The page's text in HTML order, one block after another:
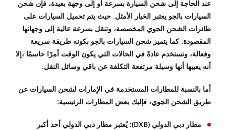
عند الحاجة إلى شحن السيارة بسرعة أو إلى وجهة بعيدة، فإن شحن
السيارات بالجو يعتبر الخيار الأمثل. حيث يتم تحميل السيارات على
طائرات الشحن الجوي المخصصة، وتنقل بسرعة عالية إلى وجهاتها
المقصودة. كما يتميز شحن السيارات بالجو بكونه طريقة سريعة
وفعالة، وتستخدم عادةً في الحالات التي يكون الوقت أمرًا حاسمًا ،إلا
أنه يعيبها أنها وسيلة مرتفعة التكلفة عن باقي وسائل النقل.
أما بالنسبة للمطارات المستخدمة في الإمارات لشحن السيارات عن
طريق الشحن الجوي، فإليك بعض المطارات الرئيسية:
مطار دبي الدولي (DXB): يُعتبر مطار دبي الدولي أحد أكبر